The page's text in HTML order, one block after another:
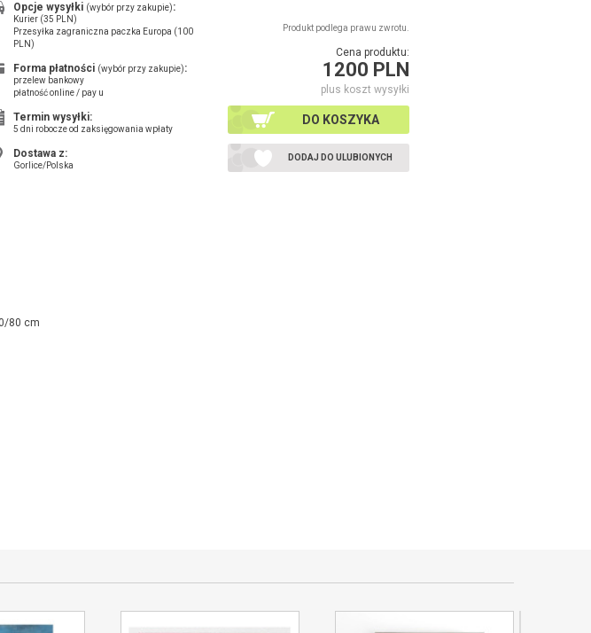
Produkt podlega prawu zwrotu.
Cena produktu:
1200 PLN
plus koszt wysyłki
DO KOSZYKA
DODAJ DO ULUBIONYCH
Opcje wysyłki (wybór przy zakupie):
Kurier (35 PLN)
Przesyłka zagraniczna paczka Europa (100
PLN)
Forma płatności (wybór przy zakupie):
przelew bankowy
płatność online / pay u
Termin wysyłki:
5 dni robocze od zaksięgowania wpłaty
Dostawa z:
Gorlice/Polska
80 cm